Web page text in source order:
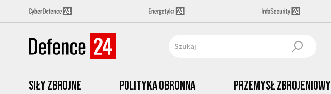
Siły zbrojne Polityka obronna Przemysł Zbrojeniowy